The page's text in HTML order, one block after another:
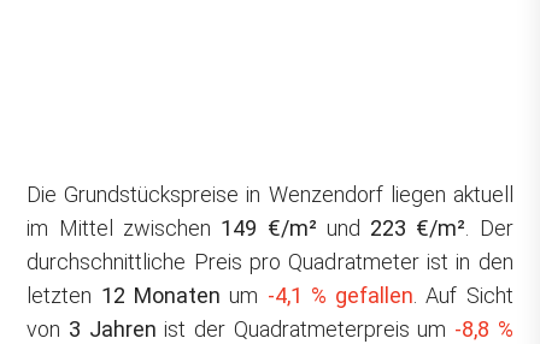
Die Grundstückspreise in Wenzendorf liegen aktuell
im Mittel zwischen 149 €/m² und 223 €/m² . Der
durchschnittliche Preis pro Quadratmeter ist in den
letzten 12 Monaten um -4,1 % gefallen . Auf Sicht
von 3 Jahren ist der Quadratmeterpreis um -8,8 %